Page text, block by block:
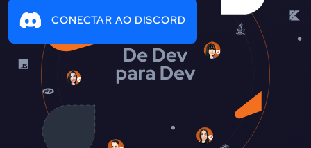
CONECTAR AO DISCORD